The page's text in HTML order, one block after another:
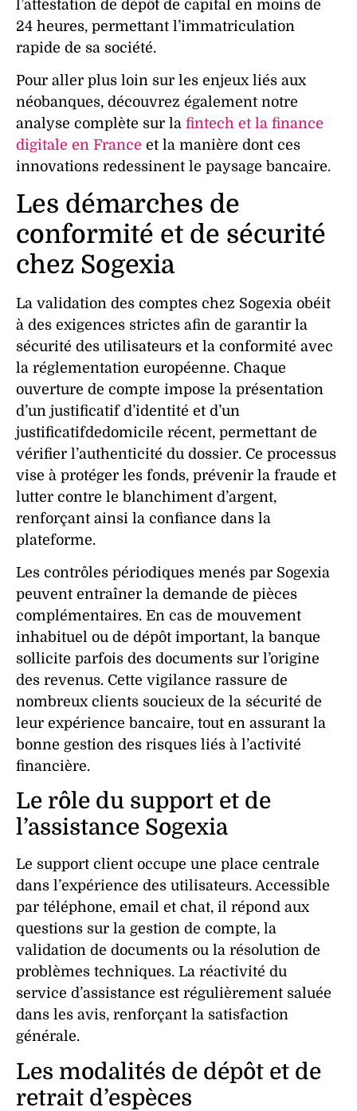
l’attestation de dépôt de capital en moins de
24 heures, permettant l’immatriculation
rapide de sa société.
Pour aller plus loin sur les enjeux liés aux
néobanques, découvrez également notre
analyse complète sur la fintech et la finance
digitale en France et la manière dont ces
innovations redessinent le paysage bancaire.
Les démarches de
conformité et de sécurité
chez Sogexia
La validation des comptes chez Sogexia obéit
à des exigences strictes afin de garantir la
sécurité des utilisateurs et la conformité avec
la réglementation européenne. Chaque
ouverture de compte impose la présentation
d’un justificatifd’identité et d’un
justificatifdedomicile récent, permettant de
vérifier l’authenticité du dossier. Ce processus
vise à protéger les fonds, prévenir la fraude et
lutter contre le blanchiment d’argent,
renforçant ainsi la confiance dans la
plateforme.
Les contrôles périodiques menés par Sogexia
peuvent entraîner la demande de pièces
complémentaires. En cas de mouvement
inhabituel ou de dépôt important, la banque
sollicite parfois des documents sur l’origine
des revenus. Cette vigilance rassure de
nombreux clients soucieux de la sécurité de
leur expérience bancaire, tout en assurant la
bonne gestion des risques liés à l’activité
financière.
Le rôle du support et de
l’assistance Sogexia
Le support client occupe une place centrale
dans l’expérience des utilisateurs. Accessible
par téléphone, email et chat, il répond aux
questions sur la gestion de compte, la
validation de documents ou la résolution de
problèmes techniques. La réactivité du
service d’assistance est régulièrement saluée
dans les avis, renforçant la satisfaction
générale.
Les modalités de dépôt et de
retrait d’espèces